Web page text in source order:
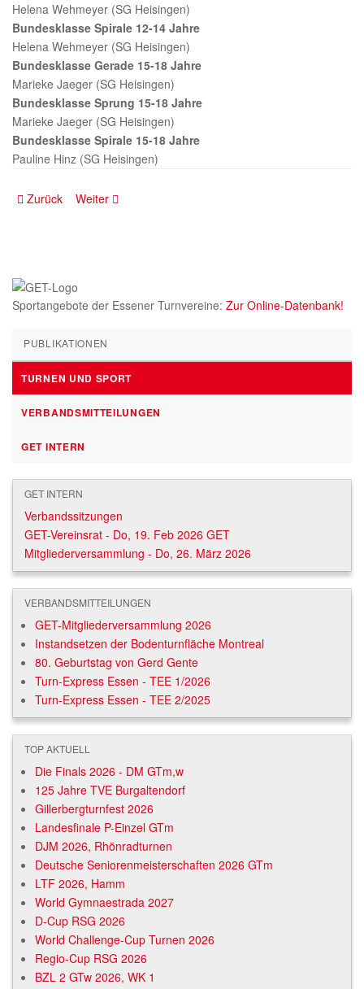
Helena Wehmeyer (SG Heisingen)
Bundesklasse Spirale 12-14 Jahre
Helena Wehmeyer (SG Heisingen)
Bundesklasse Gerade 15-18 Jahre
Marieke Jaeger (SG Heisingen)
Bundesklasse Sprung 15-18 Jahre
Marieke Jaeger (SG Heisingen)
Bundesklasse Spirale 15-18 Jahre
Pauline Hinz (SG Heisingen)
Zurück Weiter
Sportangebote der Essener Turnvereine: Zur Online-Datenbank!
PUBLIKATIONEN
TURNEN UND SPORT
VERBANDSMITTEILUNGEN
GET INTERN
GET INTERN
Verbandssitzungen
GET-Vereinsrat - Do, 19. Feb 2026 GET
Mitgliederversammlung - Do, 26. März 2026
VERBANDSMITTEILUNGEN
GET-Mitgliederversammlung 2026
Instandsetzen der Bodenturnfläche Montreal
80. Geburtstag von Gerd Gente
Turn-Express Essen - TEE 1/2026
Turn-Express Essen - TEE 2/2025
TOP AKTUELL
Die Finals 2026 - DM GTm,w
125 Jahre TVE Burgaltendorf
Gillerbergturnfest 2026
Landesfinale P-Einzel GTm
DJM 2026, Rhönradturnen
Deutsche Seniorenmeisterschaften 2026 GTm
LTF 2026, Hamm
World Gymnaestrada 2027
D-Cup RSG 2026
World Challenge-Cup Turnen 2026
Regio-Cup RSG 2026
BZL 2 GTw 2026, WK 1